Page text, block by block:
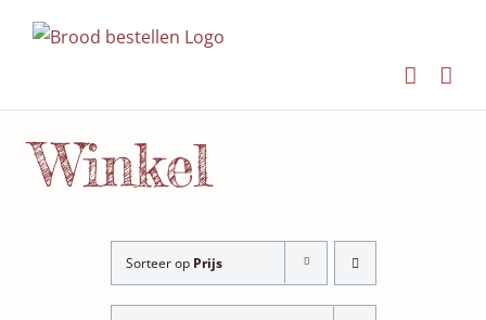
naar
Winkel
Sorteer op Prijs